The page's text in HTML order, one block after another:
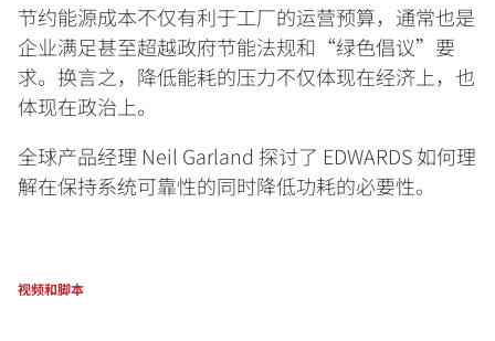
节约能源成本不仅有利于工厂的运营预算，通常也是
企业满足甚至超越政府节能法规和“绿色倡议”要
求。换言之，降低能耗的压力不仅体现在经济上，也
体现在政治上。
全球产品经理 Neil Garland 探讨了 EDWARDS 如何理
解在保持系统可靠性的同时降低功耗的必要性。
视频和脚本